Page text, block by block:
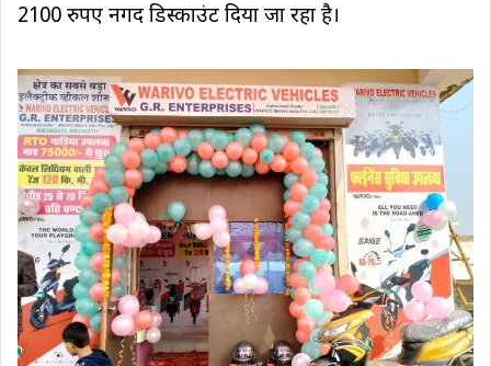
2100 रुपए नगद डिस्काउंट दिया जा रहा है।